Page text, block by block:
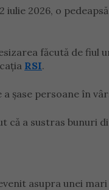
2026, o
făcută de fiul
RSI.
șase persoane în
a sustras bunuri
asupra unei